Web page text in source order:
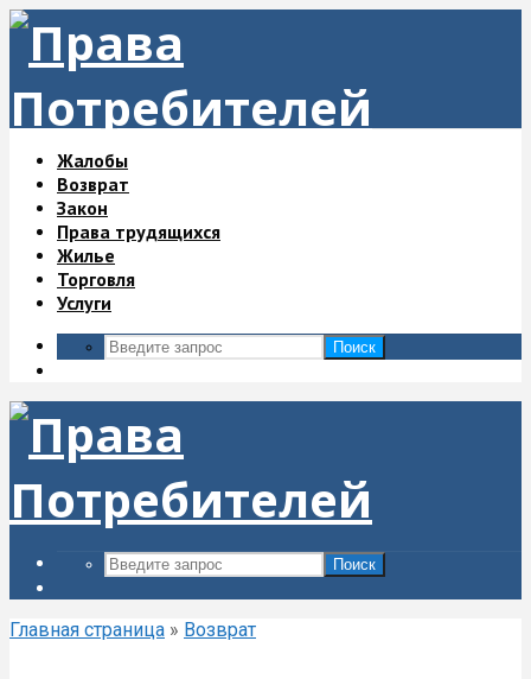
Жалобы
Возврат
Закон
Права трудящихся
Жилье
Торговля
Услуги
Поиск
Поиск
Главная страница » Возврат